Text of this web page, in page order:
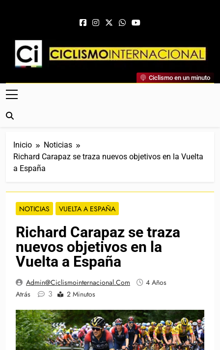
Ciclismo Internacional
Web Dedicada Al Ciclismo Mundial. Entrevistas, Análisis,
Crónicas, Previas Y Más. La Web Ciclista De Referencia.
Ciclismo en un minuto
Inicio
Noticias
Richard Carapaz se traza nuevos objetivos en la Vuelta
a España
NOTICIAS VUELTA A ESPAÑA
Richard Carapaz se traza
nuevos objetivos en la
Vuelta a España
Admin@ciclismointernacional.com
4 Años
Atrás
3 2 Minutos